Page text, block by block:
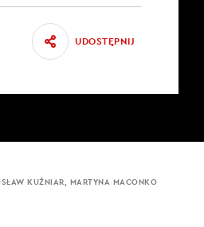
UDOSTĘPNIJ
KUŹNIAR, MARTYNA MACONKO